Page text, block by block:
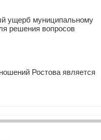
ущерб муниципальному
решения вопросов
Ростова является